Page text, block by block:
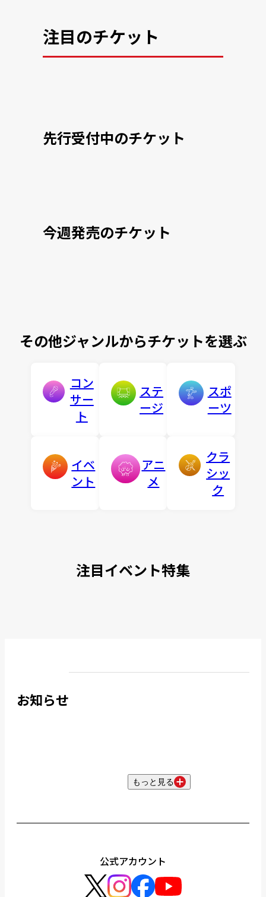
注目のチケット
先行受付中のチケット
今週発売のチケット
その他ジャンルからチケットを選ぶ
コン
サー
ト
ステ
ージ
スポ
ーツ
イベ
ント
アニ
メ
クラ
シッ
ク
注目イベント特集
お知らせ
もっと見る
公式アカウント